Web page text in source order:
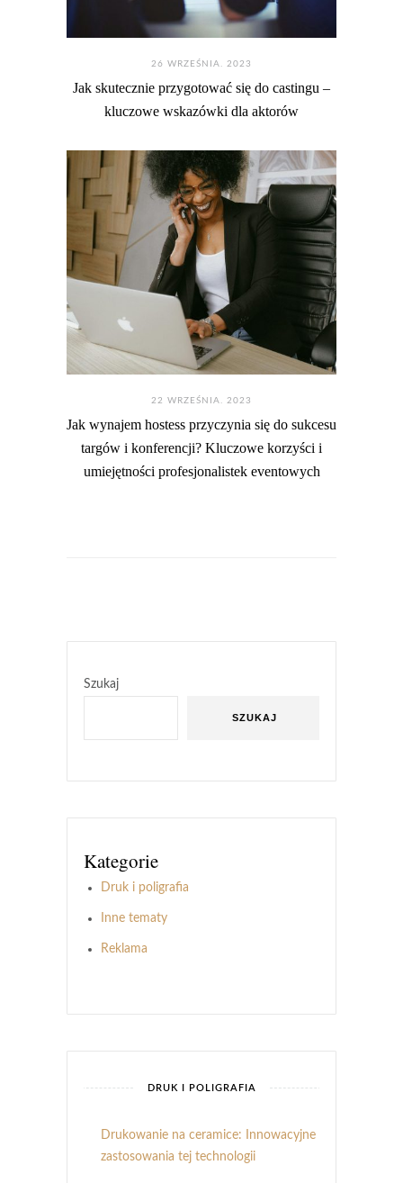
26 WRZEŚNIA. 2023
Jak skutecznie przygotować się do castingu –
kluczowe wskazówki dla aktorów
22 WRZEŚNIA. 2023
Jak wynajem hostess przyczynia się do sukcesu
targów i konferencji? Kluczowe korzyści i
umiejętności profesjonalistek eventowych
Szukaj
SZUKAJ
Kategorie
Druk i poligrafia
Inne tematy
Reklama
DRUK I POLIGRAFIA
Drukowanie na ceramice: Innowacyjne
zastosowania tej technologii